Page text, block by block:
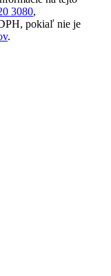
3080,
pokiaľ nie je
.